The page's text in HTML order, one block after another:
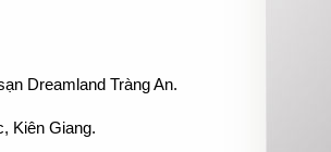
Dreamland Tràng An.
Kiên Giang.